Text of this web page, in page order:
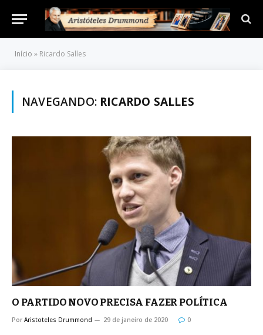
Início » Ricardo Salles
NAVEGANDO: RICARDO SALLES
O PARTIDO NOVO PRECISA FAZER POLÍTICA
Por Aristoteles Drummond 29 de janeiro de 2020 0